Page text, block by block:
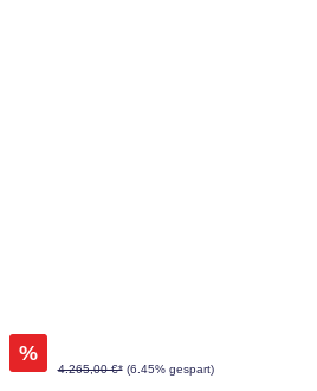
%
4.265,00 €* (6.45% gespart)